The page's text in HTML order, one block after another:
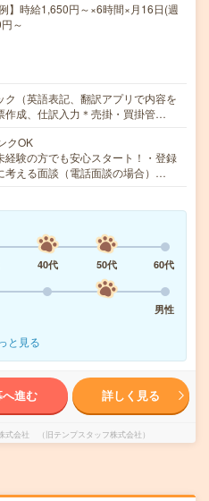
時給1,650円～×6時間×月16日(週
～
ク（英語表記、翻訳アプリで内容を
作成、仕訳入力＊売掛・買掛管…
クOK
経験の方でも安心スタート！・登録
考える面談（電話面談の場合）…
40代 50代
60代
男性
と見る
へ進む 詳しく見る
式会社 （旧テンプスタッフ株式会社）